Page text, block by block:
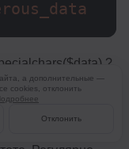
?
делать грязную
а дополнительные —
cookies, отклонить
Отклонить